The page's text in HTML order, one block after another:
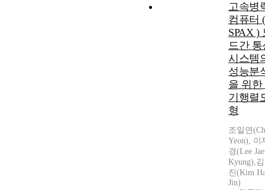
고속병
컴퓨터 (
SPAX )
드간 통
시스템
성능분
을 위한
기행렬
형
조일연
Yeon), 이
경(Lee Jae
Kyung),
진(Kim
Jin)